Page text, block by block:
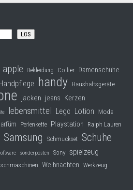
LOS
apple Bekleidung Collier Damenschuhe
Handpflege handy Haushaltsgeräte
jacken jeans Kerzen
lebensmittel Lego Lotion Mode
Perlenkette Playstation Ralph Lauren
Samsung Schmuckset Schuhe
sonderposten Sony spielzeug
Weihnachten Werkzeug